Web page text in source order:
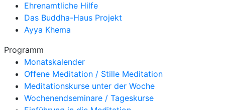
Ehrenamtliche Hilfe
Das Buddha-Haus Projekt
Ayya Khema
Programm
Monatskalender
Offene Meditation / Stille Meditation
Meditationskurse unter der Woche
Wochenendseminare / Tageskurse